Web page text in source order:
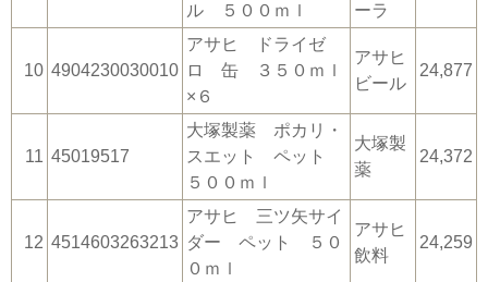
ル ５００ｍｌ
ーラ
10 4904230030010
アサヒ ドライゼ
ロ 缶 ３５０ｍｌ
×６
アサヒ
ビール
24,877
11 45019517
大塚製薬 ポカリ・
スエット ペット
５００ｍｌ
大塚製
薬
24,372
12 4514603263213
アサヒ 三ツ矢サイ
ダー ペット ５０
０ｍｌ
アサヒ
飲料
24,259